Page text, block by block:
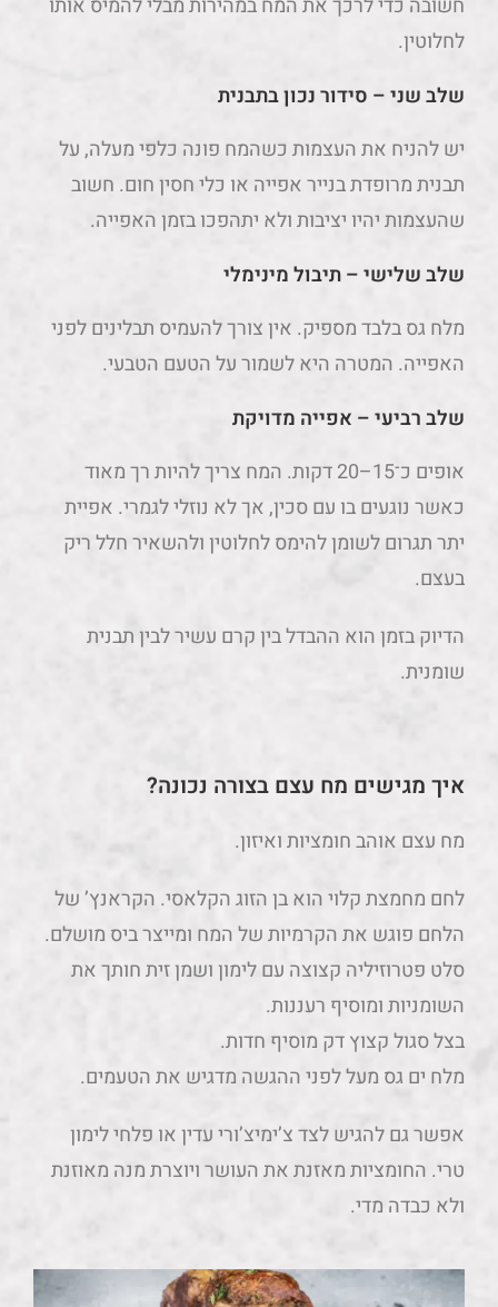
חשובה כדי לרכך את המח במהירות מבלי להמיס אותו
לחלוטין.
שלב שני – סידור נכון בתבנית
יש להניח את העצמות כשהמח פונה כלפי מעלה, על
תבנית מרופדת בנייר אפייה או כלי חסין חום. חשוב
שהעצמות יהיו יציבות ולא יתהפכו בזמן האפייה.
שלב שלישי – תיבול מינימלי
מלח גס בלבד מספיק. אין צורך להעמיס תבלינים לפני
האפייה. המטרה היא לשמור על הטעם הטבעי.
שלב רביעי – אפייה מדויקת
אופים כ־15–20 דקות. המח צריך להיות רך מאוד
כאשר נוגעים בו עם סכין, אך לא נוזלי לגמרי. אפיית
יתר תגרום לשומן להימס לחלוטין ולהשאיר חלל ריק
בעצם.
הדיוק בזמן הוא ההבדל בין קרם עשיר לבין תבנית
שומנית.
איך מגישים מח עצם בצורה נכונה?
מח עצם אוהב חומציות ואיזון.
לחם מחמצת קלוי הוא בן הזוג הקלאסי. הקראנץ’ של
הלחם פוגש את הקרמיות של המח ומייצר ביס מושלם.
סלט פטרוזיליה קצוצה עם לימון ושמן זית חותך את
השומניות ומוסיף רעננות.
בצל סגול קצוץ דק מוסיף חדות.
מלח ים גס מעל לפני ההגשה מדגיש את הטעמים.
אפשר גם להגיש לצד צ’ימיצ’ורי עדין או פלחי לימון
טרי. החומציות מאזנת את העושר ויוצרת מנה מאוזנת
ולא כבדה מדי.